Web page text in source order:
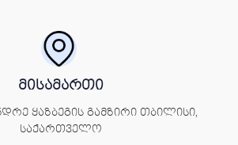
მისამართი
ყაზბეგის გამზირი თბილისი,
საქართველო